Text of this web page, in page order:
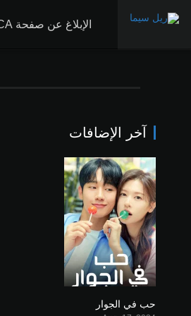
الإبلاغ عن صفحة DMCA
آخر الإضافات
حب في الجوار